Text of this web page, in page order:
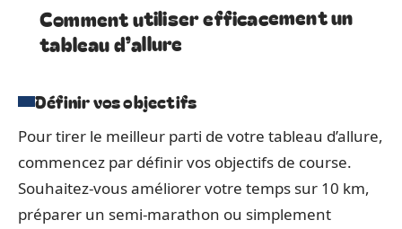
Comment utiliser efficacement un
tableau d’allure
Définir vos objectifs
Pour tirer le meilleur parti de votre tableau d’allure,
commencez par définir vos objectifs de course.
Souhaitez-vous améliorer votre temps sur 10 km,
préparer un semi-marathon ou simplement